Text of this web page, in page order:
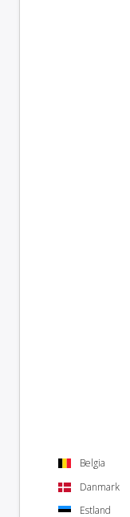
Belgia
Danmark
Estland